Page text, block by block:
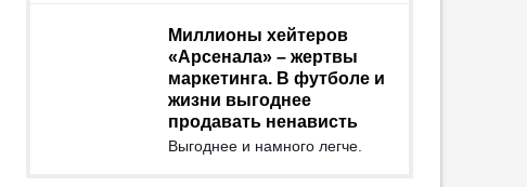
Миллионы хейтеров
«Арсенала» – жертвы
маркетинга. В футболе и
жизни выгоднее
продавать ненависть
Выгоднее и намного легче.